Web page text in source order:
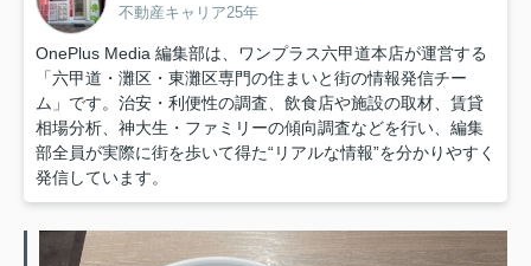
不動産キャリア25年
OnePlus Media 編集部は、ワンプラス六甲道本店が運営する
「六甲道・灘区・東灘区専門の住まいと街の情報発信チー
ム」です。治安・利便性の調査、飲食店や施設の取材、賃貸
相場分析、神大生・ファミリーの傾向調査などを行い、編集
部全員が実際に街を歩いて得た“リアルな情報”を分かりやすく
発信しています。